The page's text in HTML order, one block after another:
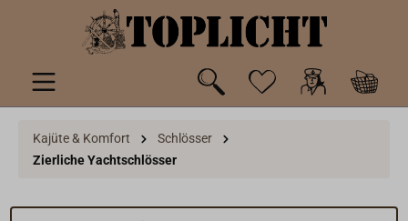
springen
Kajüte & Komfort
Schlösser
Zierliche Yachtschlösser